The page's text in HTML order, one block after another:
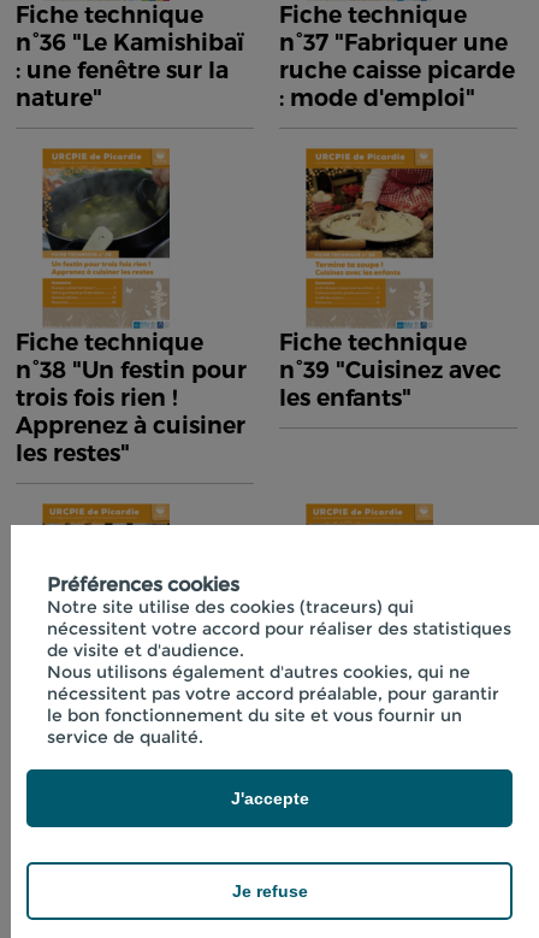
Fiche technique
n°36 "Le Kamishibaï
: une fenêtre sur la
nature"
Fiche technique
n°37 "Fabriquer une
ruche caisse picarde
: mode d'emploi"
Fiche technique
n°38 "Un festin pour
trois fois rien !
Apprenez à cuisiner
les restes"
Fiche technique
n°39 "Cuisinez avec
les enfants"
Fiche technique
n°40 "Initiation à la
lactofermentation"
Fiche technique
n°41 "Boissons
Préférences cookies
Notre site utilise des cookies (traceurs) qui
nécessitent votre accord pour réaliser des statistiques
de visite et d'audience.
Nous utilisons également d'autres cookies, qui ne
nécessitent pas votre accord préalable, pour garantir
le bon fonctionnement du site et vous fournir un
service de qualité.
Je refuse
J'accepte